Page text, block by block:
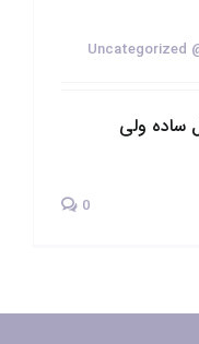
Uncategorized
ساده ولی
0